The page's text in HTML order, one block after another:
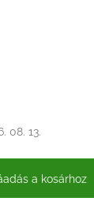
08. 13.
a kosárhoz